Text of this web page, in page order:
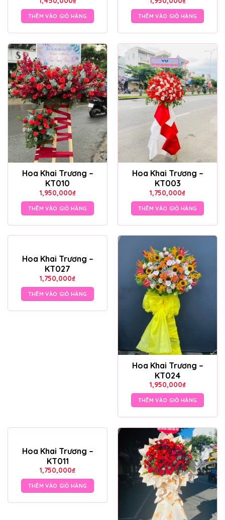
THÊM VÀO GIỎ HÀNG THÊM VÀO GIỎ HÀNG
Hoa Khai Trương –
KT010
1,950,000₫
THÊM VÀO GIỎ HÀNG
Hoa Khai Trương –
KT003
1,750,000₫
THÊM VÀO GIỎ HÀNG
Hoa Khai Trương –
KT027
1,750,000₫
THÊM VÀO GIỎ HÀNG
Hoa Khai Trương –
KT024
1,950,000₫
THÊM VÀO GIỎ HÀNG
Hoa Khai Trương –
KT011
1,750,000₫
THÊM VÀO GIỎ HÀNG